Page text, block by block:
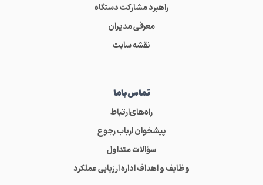
راهبرد مشارکت دستگاه
معرفی مدیران
نقشه سایت
تماس‌باما
راه‌های‌ارتباط
پیشخوان ارباب رجوع
سؤالات متداول
وظایف و اهداف اداره ارزیابی عملکرد